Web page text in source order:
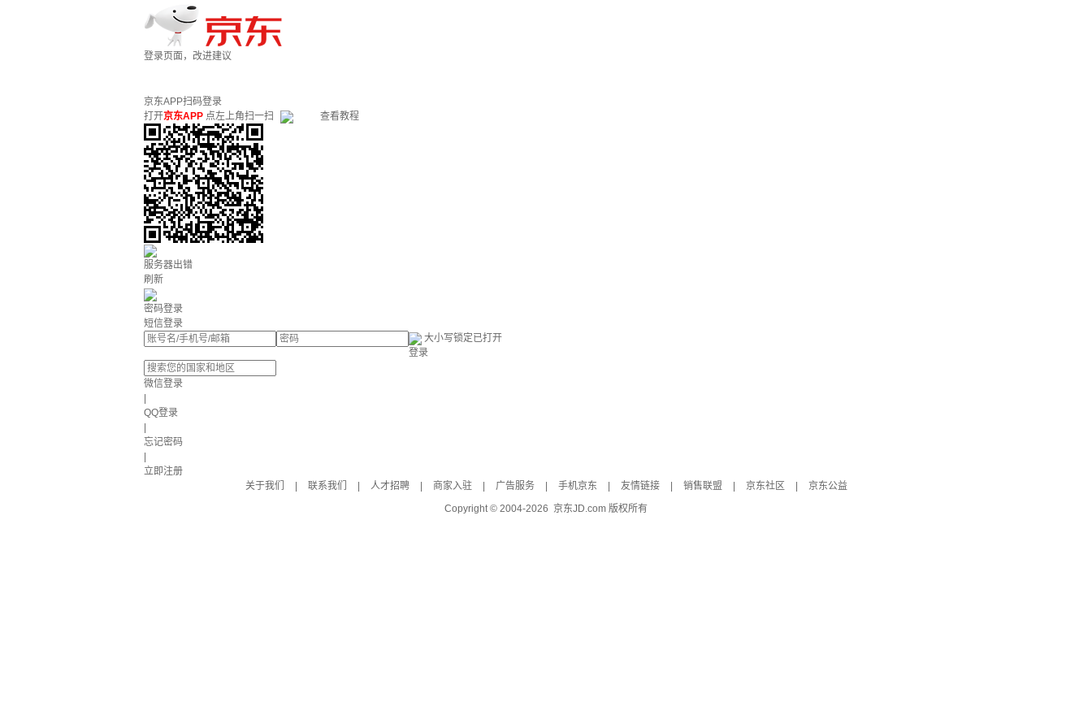
登录页面，改进建议
京东APP扫码登录
打开京东APP 点左上角扫一扫 查看教程
服务器出错
刷新
密码登录
短信登录
大小写锁定已打开
登录
微信登录
QQ登录
忘记密码
立即注册
关于我们
联系我们 人才招聘 商家入驻 广告服务 手机京东 友情链接 销售联盟 京东社区
京东公益
Copyright © 2004-2026 京东JD.com 版权所有